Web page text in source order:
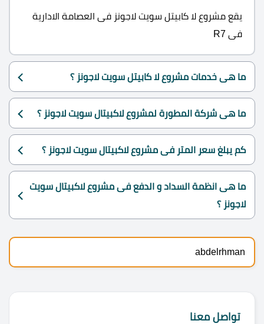
يقع مشروع لا كابيتل سويت لاجونز فى العصامة الادارية
فى R7
ما هى خدمات مشروع لا كابيتل سويت لاجونز ؟
ما هى شركة المطورة لمشروع لاكبيتال سويت لاجونز ؟
كم يبلغ سعر المتر فى مشروع لاكبيتال سويت لاجونز ؟
ما هى انظمة السداد و الدفع فى مشروع لاكبيتال سويت
لاجونز ؟
abdelrhman
تواصل معنا